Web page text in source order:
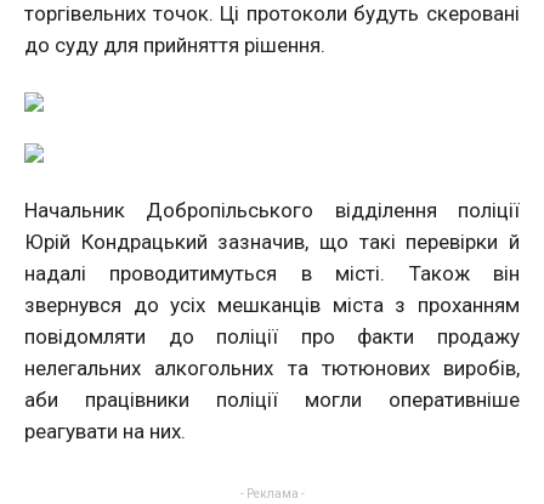
торгівельних точок. Ці протоколи будуть скеровані
до суду для прийняття рішення.
Начальник Добропільського відділення поліції
Юрій Кондрацький зазначив, що такі перевірки й
надалі проводитимуться в місті. Також він
звернувся до усіх мешканців міста з проханням
повідомляти до поліції про факти продажу
нелегальних алкогольних та тютюнових виробів,
аби працівники поліції могли оперативніше
реагувати на них.
- Реклама -